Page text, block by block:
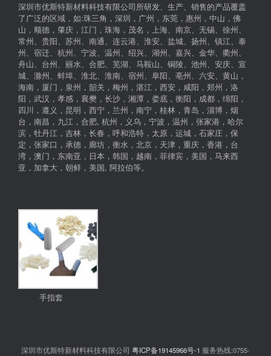
深圳市优斯特新材料科技有限公司所研发、生产、销售的产品覆盖
了广泛的区域，如:珠三角，深圳，广州，东莞，惠州，中山，佛
山，顺德，肇庆，江门，珠海，茂名，上海、南京、无锡、徐州、
常州、贵阳、苏州、南通、连云港、淮安、盐城、扬州、镇江、泰
州、宿迁、杭州、宁波、温州、绍兴、湖州、嘉兴、金华、衢州、
舟山、台州、丽水、合肥、芜湖、马鞍山、铜陵、池州、安庆、宣
城、滁州、蚌埠、淮北、淮南、宿州、阜阳、亳州、六安、黄山，
海南，厦门，泉州，韶关，梅州，湛江，西安，咸阳，郑州，洛
阳，武汉，孝感，襄樊，长沙，湘潭，娄底，衡阳，成都，绵阳，
四川，遵义，昆明，西宁，兰州，南宁，桂林，青岛，淄博，烟
台，南昌，九江，合肥, 杭州，义乌，宁波，温州，张家港，哈尔
滨，牡丹江，吉林，长春，呼和浩特，太原，运城，石家庄，保
定，张家口，承德，廊坊，衡水，北京，天津，重庆，香港，台
湾，澳门，东南亚，日本，韩国，越南，菲律宾，美国，马来西
亚，加拿大，朝鲜，美国, 阿拉伯等。
手指套
深圳市优斯特新材料科技有限公司 粤ICP备19145966号-1 服务热线:0755-